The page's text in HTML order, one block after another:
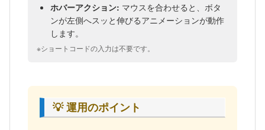
ホバーアクション: マウスを合わせると、ボタ
ンが左側へスッと伸びるアニメーションが動作
します。
※ショートコードの入力は不要です。
💡 運用のポイント